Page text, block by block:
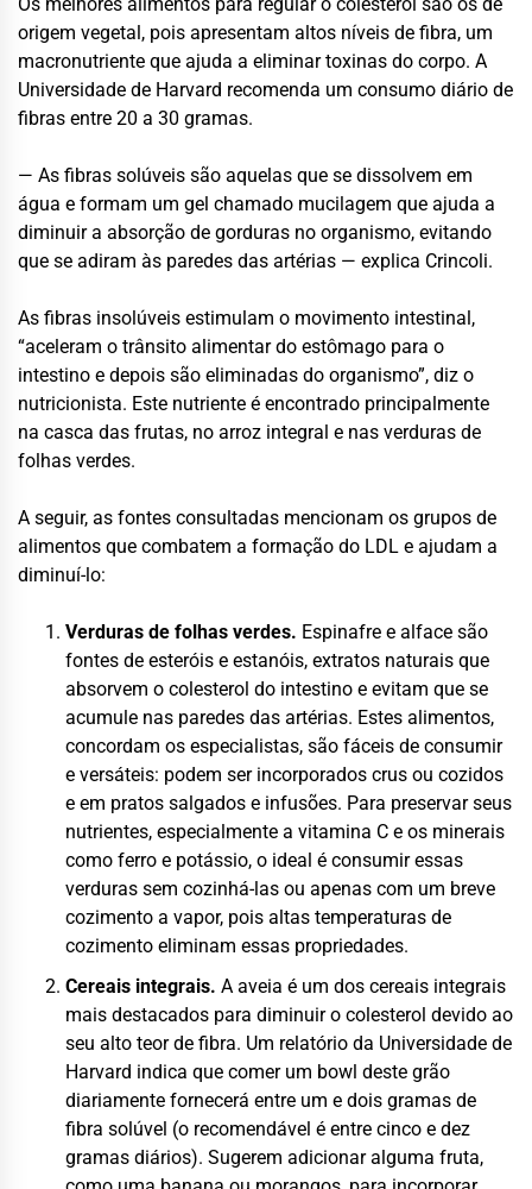
origem vegetal, pois apresentam altos níveis de fibra, um
macronutriente que ajuda a eliminar toxinas do corpo. A
Universidade de Harvard recomenda um consumo diário de
fibras entre 20 a 30 gramas.
— As fibras solúveis são aquelas que se dissolvem em
água e formam um gel chamado mucilagem que ajuda a
diminuir a absorção de gorduras no organismo, evitando
que se adiram às paredes das artérias — explica Crincoli.
As fibras insolúveis estimulam o movimento intestinal,
“aceleram o trânsito alimentar do estômago para o
intestino e depois são eliminadas do organismo”, diz o
nutricionista. Este nutriente é encontrado principalmente
na casca das frutas, no arroz integral e nas verduras de
folhas verdes.
A seguir, as fontes consultadas mencionam os grupos de
alimentos que combatem a formação do LDL e ajudam a
diminuí-lo:
Verduras de folhas verdes. Espinafre e alface são
fontes de esteróis e estanóis, extratos naturais que
absorvem o colesterol do intestino e evitam que se
acumule nas paredes das artérias. Estes alimentos,
concordam os especialistas, são fáceis de consumir
e versáteis: podem ser incorporados crus ou cozidos
e em pratos salgados e infusões. Para preservar seus
nutrientes, especialmente a vitamina C e os minerais
como ferro e potássio, o ideal é consumir essas
verduras sem cozinhá-las ou apenas com um breve
cozimento a vapor, pois altas temperaturas de
cozimento eliminam essas propriedades.
Cereais integrais. A aveia é um dos cereais integrais
mais destacados para diminuir o colesterol devido ao
seu alto teor de fibra. Um relatório da Universidade de
Harvard indica que comer um bowl deste grão
diariamente fornecerá entre um e dois gramas de
fibra solúvel (o recomendável é entre cinco e dez
gramas diários). Sugerem adicionar alguma fruta,